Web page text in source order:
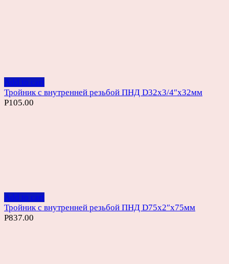
Add to cart
Тройник с внутренней резьбой ПНД D32х3/4″х32мм
Р105.00
Add to cart
Тройник с внутренней резьбой ПНД D75х2″х75мм
Р837.00